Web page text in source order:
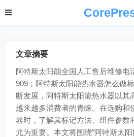
文章摘要
阿特斯太阳能全国人工售后维修电
909；阿特斯太阳能热水器怎么做
断发展，阿特斯太阳能热水器以其
越来越多消费者的青睐。在选购和
器时，了解其标记方法、组件参数
尤为重要。本文将围绕“阿特斯太